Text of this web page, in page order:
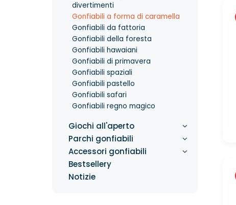
divertimenti
Gonfiabili a forma di caramella
Gonfiabili da fattoria
Gonfiabili della foresta
Gonfiabili hawaiani
Gonfiabili di primavera
Gonfiabili spaziali
Gonfiabili pastello
Gonfiabili safari
Gonfiabili regno magico
Giochi all'aperto
Parchi gonfiabili
Accessori gonfiabili
Bestsellery
Notizie